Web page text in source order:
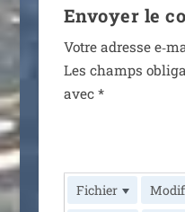
Envoyer le
Votre adresse
Les champs
avec *
Fichier